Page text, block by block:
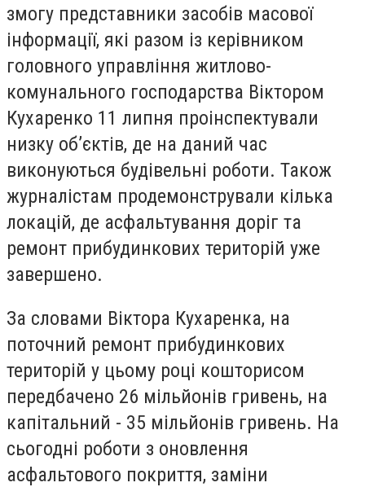
змогу представники засобів масової
інформації, які разом із керівником
головного управління житлово-
комунального господарства Віктором
Кухаренко 11 липня проінспектували
низку oб’єктів, де на даний час
виконуються будівельні роботи. Також
журналістам продемонстрували кілька
локацій, де асфальтування доріг та
ремонт прибудинкових територій уже
завершено.
За словами Віктора Кухаренка, на
поточний ремонт прибудинкових
територій у цьому році кошторисом
передбачено 26 мільйонів гривень, на
капітальний - 35 мільйонів гривень. На
сьогодні роботи з оновлення
aсфaльтового покриття, зaмiни